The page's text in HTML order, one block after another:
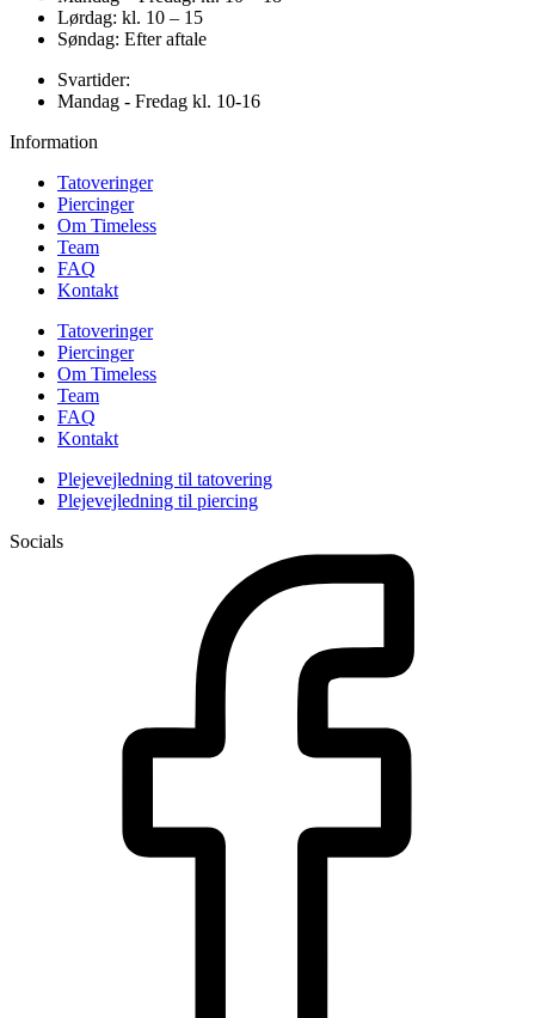
Lørdag: kl. 10 – 15
Søndag: Efter aftale
Svartider:
Mandag - Fredag kl. 10-16
Information
Tatoveringer
Piercinger
Om Timeless
Team
FAQ
Kontakt
Tatoveringer
Piercinger
Om Timeless
Team
FAQ
Kontakt
Plejevejledning til tatovering
Plejevejledning til piercing
Socials